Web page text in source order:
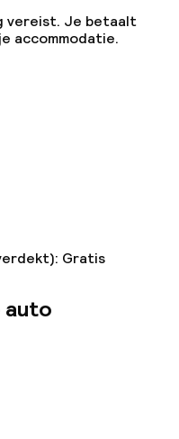
vereist. Je betaalt
accommodatie.
Gratis
auto